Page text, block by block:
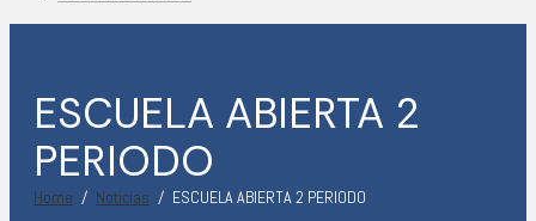
ESCUELA ABIERTA 2
PERIODO
Home Noticias ESCUELA ABIERTA 2 PERIODO